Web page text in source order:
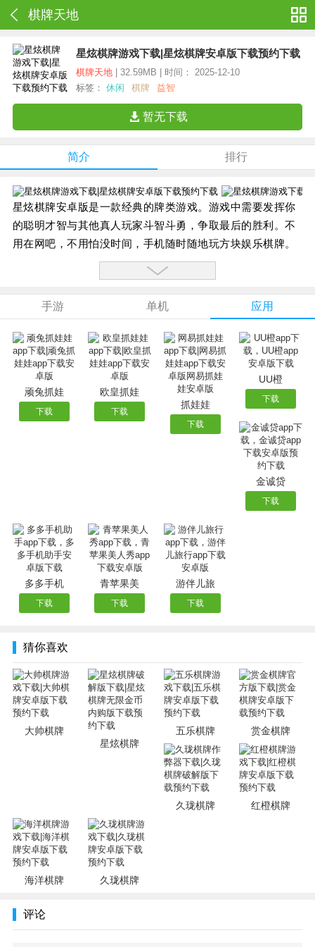
棋牌天地
星炫棋牌游戏下载|星炫棋牌安卓版下载预约下载
棋牌天地| 32.59MB | 时间： 2025-12-10
标签： 休闲 棋牌 益智
暂无下载
简介 排行
星炫棋牌安卓版是一款经典的牌类游戏。游戏中需要发挥你
的聪明才智与其他真人玩家斗智斗勇，争取最后的胜利。不
用在网吧，不用怕没时间，手机随时随地玩方块娱乐棋牌。
你可以随时和朋友一起玩耍，趣味无穷，汇聚各地玩家，高
手云集，挑战你的胆略和智慧！
【游戏特色】：
【精致优雅的界面】全新竖版操作界面，给你简单易上手的
操作体验，单手执掌德州风云，让你的all in更有气势！
【美女主播互动上线】超大屏高清画质，超便捷聊天，随时
随地与主播互动！
【停不下来的奖品】统统免费，**天天送，新款电脑、手
机、手表等不限量兑换！
【一百人同桌竞技】百人德州场，上万真实玩家，更有赢不
【不能缺少的社交】多种好友排行榜，与好友比拼牌技和财
手游 单机 应用
顽兔抓娃
下载
欧皇抓娃
下载
抓娃娃
下载
UU橙
下载
金诚贷
下载
多多手机
下载
青苹果美
下载
游伴儿旅
下载
猜你喜欢
大帅棋牌
星炫棋牌
五乐棋牌 赏金棋牌
久珑棋牌 红橙棋牌
海洋棋牌 久珑棋牌
评论